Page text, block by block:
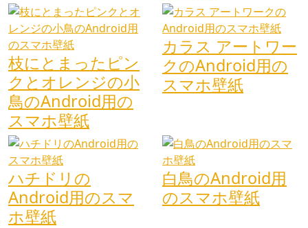
枝にとまったピン
クとオレンジの小
鳥のAndroid用の
スマホ壁紙
カラス アートワー
クのAndroid用の
スマホ壁紙
ハチドリの
Android用のスマ
ホ壁紙
白鳥のAndroid用
のスマホ壁紙